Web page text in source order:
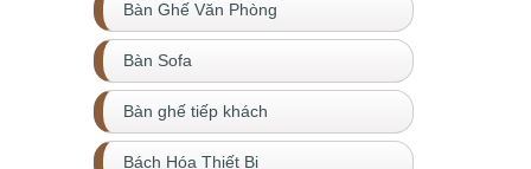
Bàn Ghế Văn Phòng
Bàn Sofa
Bàn ghế tiếp khách
Bách Hóa Thiết Bị